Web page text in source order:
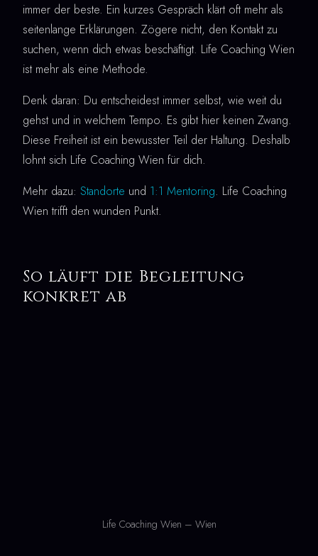
immer der beste. Ein kurzes Gespräch klärt oft mehr als
seitenlange Erklärungen. Zögere nicht, den Kontakt zu
suchen, wenn dich etwas beschäftigt. Life Coaching Wien
ist mehr als eine Methode.
Denk daran: Du entscheidest immer selbst, wie weit du
gehst und in welchem Tempo. Es gibt hier keinen Zwang.
Diese Freiheit ist ein bewusster Teil der Haltung. Deshalb
lohnt sich Life Coaching Wien für dich.
Mehr dazu: Standorte und 1:1 Mentoring. Life Coaching
Wien trifft den wunden Punkt.
So läuft die Begleitung
konkret ab
Life Coaching Wien – Wien